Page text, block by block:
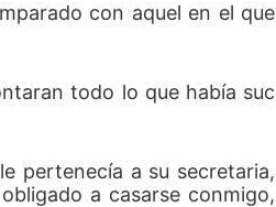
con aquel en el que
todo lo que había suc
pertenecía a su secretaria,
a casarse conmigo,